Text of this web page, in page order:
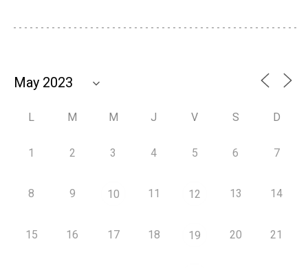
L M M J V S D
1 2 3 4 5 6 7
8 9 10 11 12 13 14
15 16 17 18 19 20 21